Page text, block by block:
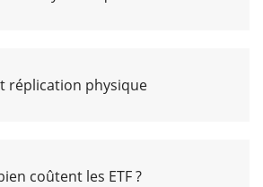
réplication physique
coûtent les ETF ?